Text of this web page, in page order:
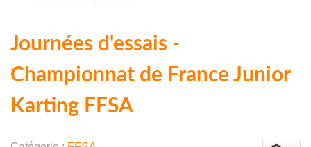
Journées d'essais -
Championnat de France Junior
Karting FFSA